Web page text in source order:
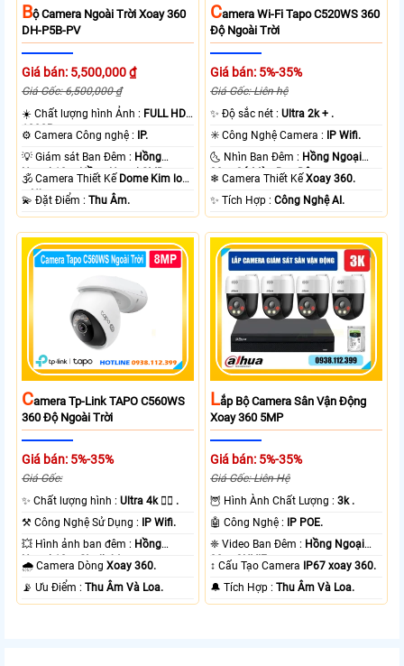
BỘ Camera Ngoài Trời Xoay 360
DH-P5B-PV
Giá bán: 5,500,000 ₫
Giá Gốc: 6,500,000 ₫
☀️ Chất lượng hình Ảnh : FULL HD
1080P .
⚙ Camera Công nghệ :
IP.
💡 Giám sát Ban Đêm : Hồng
Ngoại 10m Hồng Ngoại SMD.
🕉️ Camera Thiết Kế Dome Kim loại
+ Nhựa.
️💫 Đặt Điểm :Thu Âm.
CAmera Wi-Fi Tapo C520WS 360
Độ Ngoài Trời
Giá bán: 5%-35%
Giá Gốc: Liên hệ
✨ Độ sắc nét :Ultra 2k + .
✳️ Công Nghệ Camera :
IP Wifi.
🌜 Nhìn Ban Đêm : Hồng Ngoại
30m Có Màu Ban Ðêm.
❄ Camera Thiết KếXoay 360.
️✨ Tích Hợp :Công Nghệ AI.
CAmera Tp-Link TAPO C560WS
360 Độ Ngoài Trời
Giá bán: 5%-35%
Giá Gốc:
✨ Chất lượng hình :Ultra 4k 👍🏾 .
⚒ Công Nghệ Sử Dụng :
IP Wifi.
💥 Hình ảnh ban đêm : Hồng
Ngoại 10m Starlight.
🌧️ Camera DòngXoay 360.
️📡 Ưu Điểm :Thu Âm Và Loa.
LẮp Bộ Camera Sân Vận Động
Xoay 360 5MP
Giá bán: 5%-35%
Giá Gốc: Liên Hệ
🦉 Hình Ành Chất Lượng :3k .
🤖️ Công Nghệ :
IP POE.
❈ Video Ban Đêm : Hồng Ngoại
30m ONVIF.
↕️ Cấu Tạo Camera
IP67 xoay 360.
️🔔 Tích Hợp :Thu Âm Và Loa.